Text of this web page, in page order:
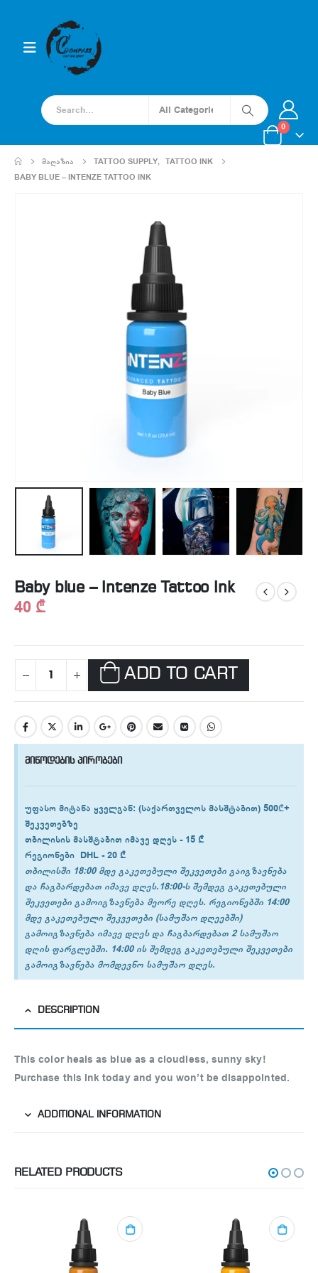
0
ᲛᲐᲦᲐᲖᲘᲐ TATTOO SUPPLY, TATTOO INK
BABY BLUE – INTENZE TATTOO INK
Baby blue – Intenze Tattoo Ink
40 ₾
ADD TO CART
მიწოდების პირობები
უფასო მიტანა ყველგან: (საქართველოს მასშტაბით) 500₾+
შეკვეთებზე
თბილისის მასშტაბით იმავე დღეს -15 ₾
რეგიონები DHL -20 ₾
თბილისში 18:00 მდე გაკეთებული შეკვეთები გაიგზავნება
და ჩაგბარდებათ იმავე დღეს.18:00-ს შემდეგ გაკეთებული
შეკვეთები გამოიგზავნება მეორე დღეს. რეგიონებში 14:00
მდე გაკეთებული შეკვეთები (სამუშაო დღეებში)
გამოიგზავნება იმავე დღეს და ჩაგბარდებათ 2 სამუშაო
დღის ფარგლებში. 14:00 ის შემდეგ გაკეთებული შეკვეთები
გამოიგზავნება მომდევნო სამუშაო დღეს.
DESCRIPTION
This color heals as blue as a cloudless, sunny sky!
Purchase this ink today and you won’t be disappointed.
ADDITIONAL INFORMATION
RELATED PRODUCTS